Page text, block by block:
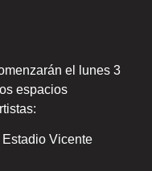
el lunes 3
espacios
Vicente